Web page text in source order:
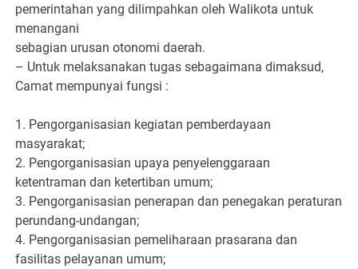
pemerintahan yang dilimpahkan oleh Walikota untuk
menangani
sebagian urusan otonomi daerah.
– Untuk melaksanakan tugas sebagaimana dimaksud,
Camat mempunyai fungsi :
1. Pengorganisasian kegiatan pemberdayaan
masyarakat;
2. Pengorganisasian upaya penyelenggaraan
ketentraman dan ketertiban umum;
3. Pengorganisasian penerapan dan penegakan peraturan
perundang-undangan;
4. Pengorganisasian pemeliharaan prasarana dan
fasilitas pelayanan umum;